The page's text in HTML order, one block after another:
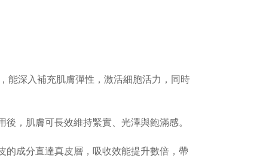
深入補充肌膚彈性，激活細胞活力，同時
，肌膚可長效維持緊實、光澤與飽滿感。
成分直達真皮層，吸收效能提升數倍，帶